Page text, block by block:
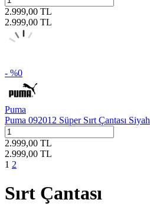
2.999,00 TL
2.999,00 TL
- %0
Puma
Puma 092012 Süper Sırt Çantası Siyah
2.999,00 TL
2.999,00 TL
1 2
Sırt Çantası